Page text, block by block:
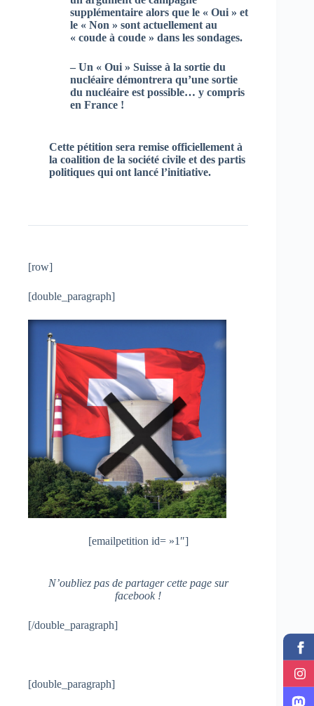
supplémentaire alors que le « Oui » et
le « Non » sont actuellement au
« coude à coude » dans les sondages.
– Un « Oui » Suisse à la sortie du
nucléaire démontrera qu’une sortie
du nucléaire est possible… y compris
en France !
Cette pétition sera remise officiellement à
la coalition de la société civile et des partis
politiques qui ont lancé l’initiative.
[row]
[double_paragraph]
[emailpetition id= »1″]
N’oubliez pas de partager cette page sur
facebook !
[/double_paragraph]
[double_paragraph]